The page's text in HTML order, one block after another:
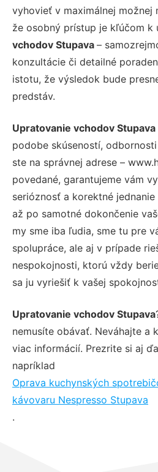
vyhovieť v maximálnej možnej
že osobný prístup je kľúčom k
vchodov Stupava –
konzultácie či detailné
istotu, že výsledok bude
predstáv.
Upratovanie vchodov Stupava
podobe skúseností,
ste na správnej adrese –
povedané, garantujeme vám
serióznosť a korektné
až po samotné dokončenie
my sme iba ľudia, sme tu pre
spolupráce, ale aj v prípade
nespokojnosti, ktorú vždy
sa ju vyriešiť k vašej
Upratovanie vchodov Stupava
nemusíte obávať. Neváhajte a
viac informácií. Prezrite si aj
napríklad
Oprava kuchynských
kávovaru Nespresso Stupava
.